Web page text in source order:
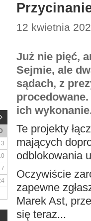
12 kwietnia
Już nie pięć,
Sejmie, ale
sądach, z
ich
Te projekty
mających
odblokowania
Oczywiście
zapewne
Marek Ast,
się teraz...
3